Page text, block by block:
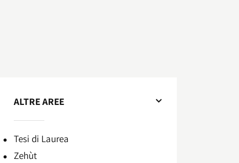
ALTRE AREE
Tesi di Laurea
Zehùt